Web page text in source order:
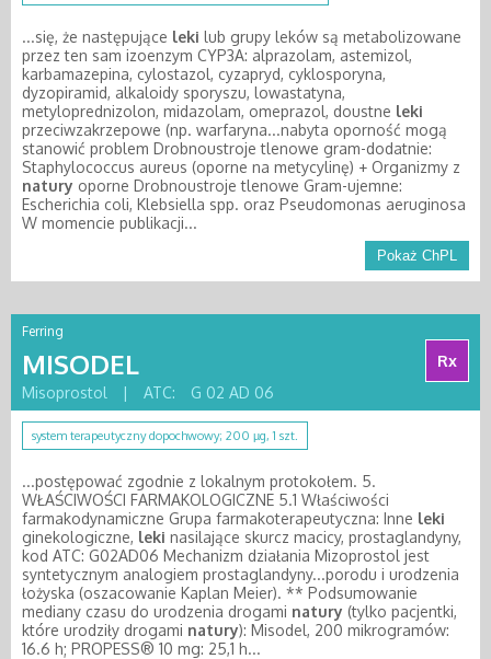
...się, że następujące leki lub grupy leków są metabolizowane
przez ten sam izoenzym CYP3A: alprazolam, astemizol,
karbamazepina, cylostazol, cyzapryd, cyklosporyna,
dyzopiramid, alkaloidy sporyszu, lowastatyna,
metyloprednizolon, midazolam, omeprazol, doustne leki
przeciwzakrzepowe (np. warfaryna...nabyta oporność mogą
stanowić problem Drobnoustroje tlenowe gram-dodatnie:
Staphylococcus aureus (oporne na metycylinę) + Organizmy z
natury oporne Drobnoustroje tlenowe Gram-ujemne:
Escherichia coli, Klebsiella spp. oraz Pseudomonas aeruginosa
W momencie publikacji...
Pokaż ChPL
Ferring
MISODEL
Rx
Misoprostol
| ATC: G 02 AD 06
system terapeutyczny dopochwowy; 200 µg, 1 szt.
...postępować zgodnie z lokalnym protokołem. 5.
WŁAŚCIWOŚCI FARMAKOLOGICZNE 5.1 Właściwości
farmakodynamiczne Grupa farmakoterapeutyczna: Inne leki
ginekologiczne, leki nasilające skurcz macicy, prostaglandyny,
kod ATC: G02AD06 Mechanizm działania Mizoprostol jest
syntetycznym analogiem prostaglandyny...porodu i urodzenia
łożyska (oszacowanie Kaplan Meier). ** Podsumowanie
mediany czasu do urodzenia drogami natury (tylko pacjentki,
które urodziły drogami natury): Misodel, 200 mikrogramów:
16.6 h; PROPESS® 10 mg: 25,1 h...